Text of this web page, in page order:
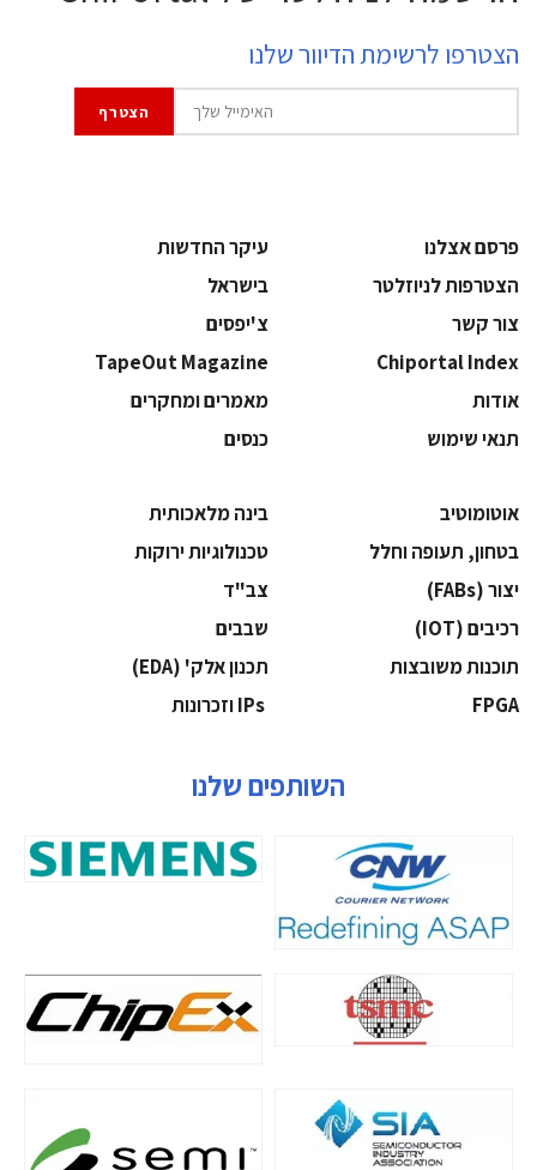
הצטרפו לרשימת הדיוור שלנו
פרסם אצלנו
עיקר החדשות
הצטרפות לניוזלטר
בישראל
צור קשר
צ'יפסים
Chiportal Index
TapeOut Magazine
אודות
מאמרים ומחקרים
תנאי שימוש
כנסים
אוטומוטיב
בינה מלאכותית
בטחון, תעופה וחלל
‫טכנולוגיות ירוקות‬
‫יצור (‪(FABs‬‬
‫צב"ד‬
‫רכיבים‬ (IOT)
‫שבבים‬
‫תוכנות משובצות‬
‫תכנון אלק' (‪(EDA‬‬
‫‪FPGA‬‬
השותפים שלנו